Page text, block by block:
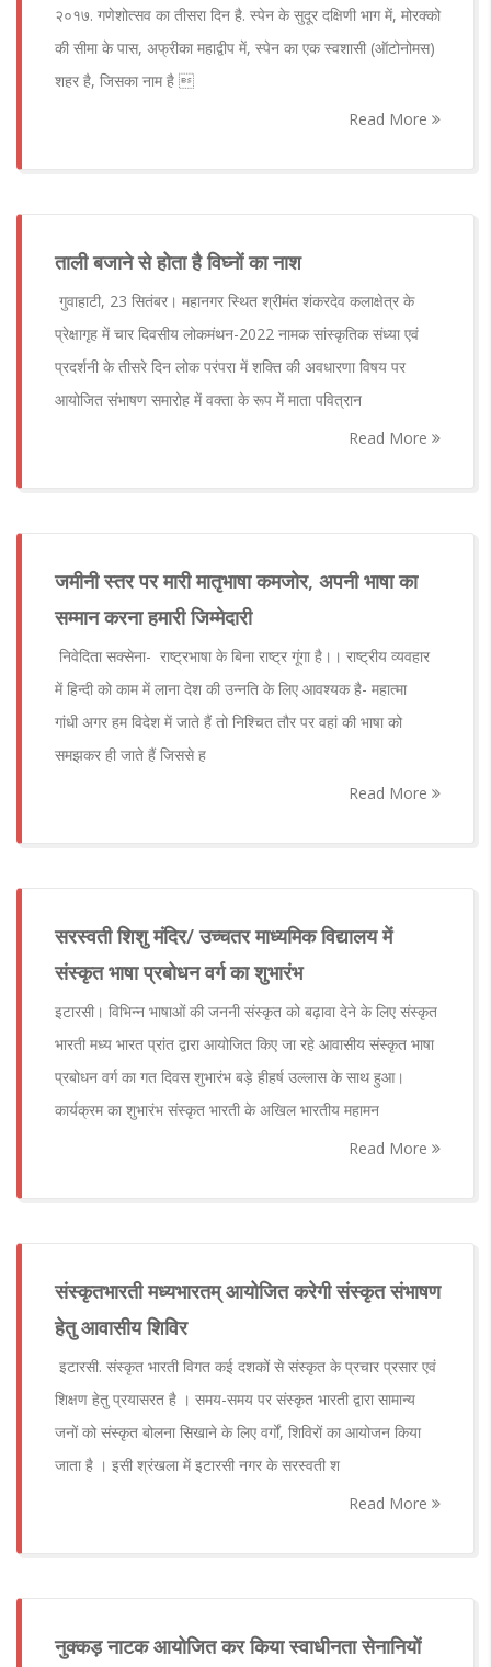
२०१७. गणेशोत्सव का तीसरा दिन है. स्पेन के सुदूर दक्षिणी भाग में, मोरक्को
की सीमा के पास, अफ्रीका महाद्वीप में, स्पेन का एक स्वशासी (ऑटोनोमस)
शहर है, जिसका नाम है 
Read More
ताली बजाने से होता है विघ्नों का नाश
गुवाहाटी, 23 सितंबर। महानगर स्थित श्रीमंत शंकरदेव कलाक्षेत्र के
प्रेक्षागृह में चार दिवसीय लोकमंथन-2022 नामक सांस्कृतिक संध्या एवं
प्रदर्शनी के तीसरे दिन लोक परंपरा में शक्ति की अवधारणा विषय पर
आयोजित संभाषण समारोह में वक्ता के रूप में माता पवित्रान
Read More
जमीनी स्तर पर मारी मातृभाषा कमजोर, अपनी भाषा का
सम्मान करना हमारी जिम्मेदारी
निवेदिता सक्सेना- राष्ट्रभाषा के बिना राष्ट्र गूंगा है।। राष्ट्रीय व्यवहार
में हिन्दी को काम में लाना देश की उन्नति के लिए आवश्यक है- महात्मा
गांधी अगर हम विदेश में जाते हैं तो निश्चित तौर पर वहां की भाषा को
समझकर ही जाते हैं जिससे ह
Read More
सरस्वती शिशु मंदिर/ उच्चतर माध्यमिक विद्यालय में
संस्कृत भाषा प्रबोधन वर्ग का शुभारंभ
इटारसी। विभिन्न भाषाओं की जननी संस्कृत को बढ़ावा देने के लिए संस्कृत
भारती मध्य भारत प्रांत द्वारा आयोजित किए जा रहे आवासीय संस्कृत भाषा
प्रबोधन वर्ग का गत दिवस शुभारंभ बड़े हीहर्ष उल्लास के साथ हुआ।
कार्यक्रम का शुभारंभ संस्कृत भारती के अखिल भारतीय महामन
Read More
संस्कृतभारती मध्यभारतम् आयोजित करेगी संस्कृत संभाषण
हेतु आवासीय शिविर
इटारसी. संस्कृत भारती विगत कई दशकों से संस्कृत के प्रचार प्रसार एवं
शिक्षण हेतु प्रयासरत है । समय-समय पर संस्कृत भारती द्वारा सामान्य
जनों को संस्कृत बोलना सिखाने के लिए वर्गों, शिविरों का आयोजन किया
जाता है । इसी श्रंखला में इटारसी नगर के सरस्वती श
Read More
नुक्कड़ नाटक आयोजित कर किया स्वाधीनता सेनानियों